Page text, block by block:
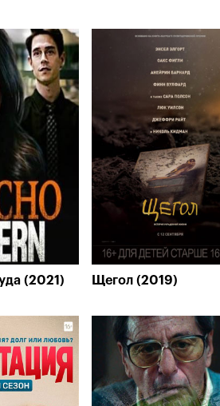
(2021) Щегол (2019)